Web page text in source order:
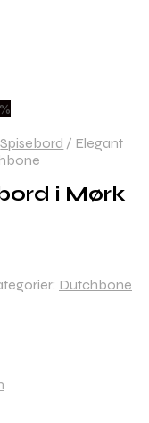
Spisebord / Elegant
i Mørk
Dutchbone